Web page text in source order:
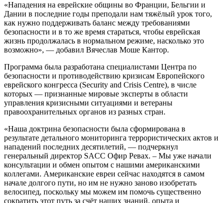
«Нападения на еврейские общины во Франции, Бельгии и
Дании в последние годы преподали нам тяжёлый урок того,
как нужно поддерживать баланс между требованиями
безопасности и в то же время стараться, чтобы еврейская
жизнь продолжалась в нормальном режиме, насколько это
возможно», — добавил Вячеслав Моше Кантор.
Программа была разработана специалистами Центра по
безопасности и противодействию кризисам Европейского
еврейского конгресса (Security and Crisis Centre), в числе
которых — признанные мировые эксперты в области
управления кризисными ситуациями и ветераны
правоохранительных органов из разных стран.
«Наша доктрина безопасности была сформирована в
результате детального мониторинга террористических актов и
нападений последних десятилетий, — подчеркнул
генеральный директор SACC Офир Ревах. – Мы уже начали
консультации и обмен опытом с нашими американскими
коллегами. Американские евреи сейчас находятся в самом
начале долгого пути, но им не нужно заново изобретать
велосипед, поскольку мы можем им помочь существенно
сократить этот путь за счёт наших знаний, опыта и